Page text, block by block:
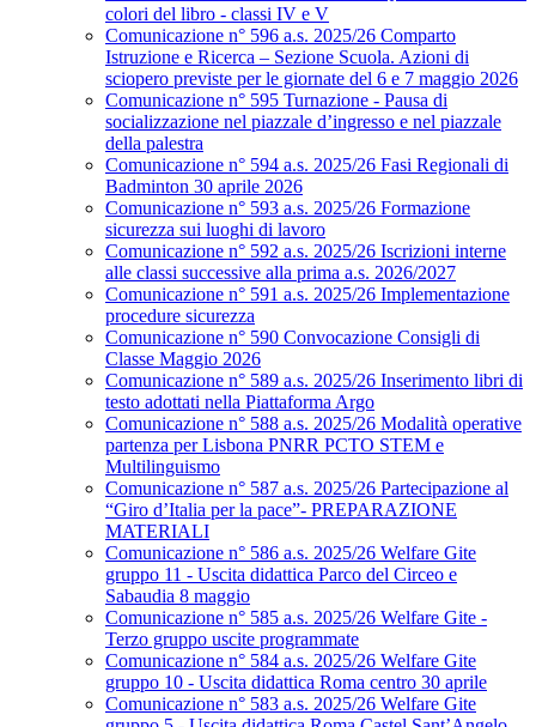
colori del libro - classi IV e V
Comunicazione n° 596 a.s. 2025/26 Comparto
Istruzione e Ricerca – Sezione Scuola. Azioni di
sciopero previste per le giornate del 6 e 7 maggio 2026
Comunicazione n° 595 Turnazione - Pausa di
socializzazione nel piazzale d’ingresso e nel piazzale
della palestra
Comunicazione n° 594 a.s. 2025/26 Fasi Regionali di
Badminton 30 aprile 2026
Comunicazione n° 593 a.s. 2025/26 Formazione
sicurezza sui luoghi di lavoro
Comunicazione n° 592 a.s. 2025/26 Iscrizioni interne
alle classi successive alla prima a.s. 2026/2027
Comunicazione n° 591 a.s. 2025/26 Implementazione
procedure sicurezza
Comunicazione n° 590 Convocazione Consigli di
Classe Maggio 2026
Comunicazione n° 589 a.s. 2025/26 Inserimento libri di
testo adottati nella Piattaforma Argo
Comunicazione n° 588 a.s. 2025/26 Modalità operative
partenza per Lisbona PNRR PCTO STEM e
Multilinguismo
Comunicazione n° 587 a.s. 2025/26 Partecipazione al
“Giro d’Italia per la pace”- PREPARAZIONE
MATERIALI
Comunicazione n° 586 a.s. 2025/26 Welfare Gite
gruppo 11 - Uscita didattica Parco del Circeo e
Sabaudia 8 maggio
Comunicazione n° 585 a.s. 2025/26 Welfare Gite -
Terzo gruppo uscite programmate
Comunicazione n° 584 a.s. 2025/26 Welfare Gite
gruppo 10 - Uscita didattica Roma centro 30 aprile
Comunicazione n° 583 a.s. 2025/26 Welfare Gite